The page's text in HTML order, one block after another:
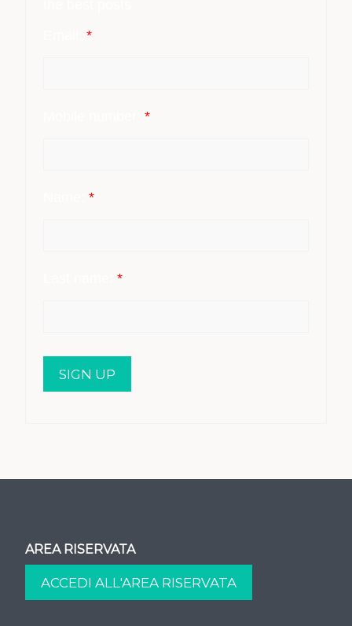
Email:*
Mobile number:*
Name:*
Last name:*
AREA RISERVATA